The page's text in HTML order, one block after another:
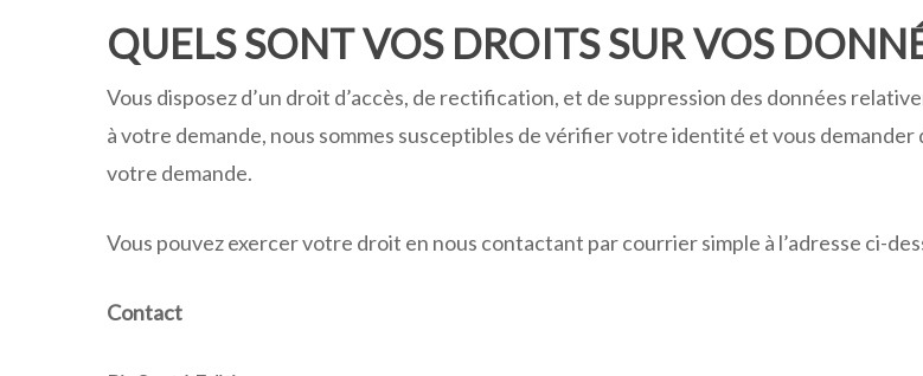
QUELS SONT VOS DROITS SUR VOS
Vous disposez d’un droit d’accès, de rectification, et de suppression des données
à votre demande, nous sommes susceptibles de vérifier votre identité et vous
votre demande.
Vous pouvez exercer votre droit en nous contactant par courrier simple à l’adresse ci-
Contact